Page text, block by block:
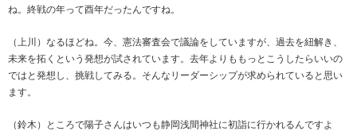
ね。終戦の年って酉年だったんですね。
（上川）なるほどね。今、憲法審査会で議論をしていますが、過去を紐解き、
未来を拓くという発想が試されています。去年よりももっとこうしたらいいの
ではと発想し、挑戦してみる。そんなリーダーシップが求められていると思い
ます。
（鈴木）ところで陽子さんはいつも静岡浅間神社に初詣に行かれるんですよ